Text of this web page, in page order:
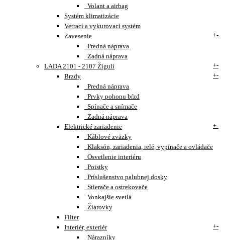
Volant a airbag
Systém klimatizácie
Vetrací a vykurovací systém
Zavesenie
+-
Predná náprava
Zadná náprava
LADA 2101 - 2107 Žiguli
+-
Brzdy
+-
Predná náprava
Prvky pohonu bŕzd
Spínače a snímače
Zadná náprava
Elektrické zariadenie
+-
Káblové zväzky
Klaksón, zariadenia, relé, vypínače a ovládače
Osvetlenie interiéru
Poistky
Príslušenstvo palubnej dosky
Stierače a ostrekovače
Vonkajšie svetlá
Žiarovky
Filter
Interiér, exteriér
+-
Nárazníky